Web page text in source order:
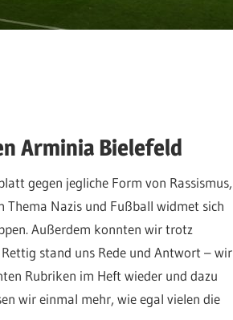
Arminia Bielefeld
gegen jegliche Form von Rassismus,
Thema Nazis und Fußball widmet sich
Außerdem konnten wir trotz
stand uns Rede und Antwort – wir
Rubriken im Heft wieder und dazu
wir einmal mehr, wie egal vielen die